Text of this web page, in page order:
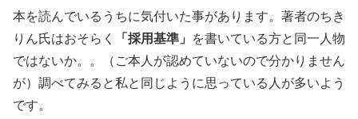
本を読んでいるうちに気付いた事があります。著者のちき
りん氏はおそらく
「採用基準」
を書いている方と同一人物
ではないか。。（ご本人が認めていないので分かりません
が）調べてみると私と同じように思っている人が多いよう
です。